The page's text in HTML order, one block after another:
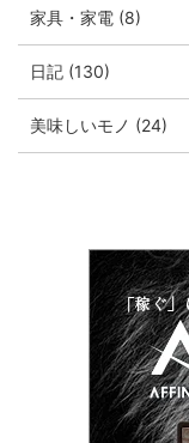
家具・家電 (8)
日記 (130)
美味しいモノ (24)